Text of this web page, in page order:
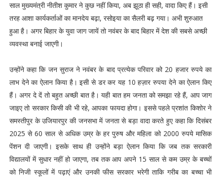
साल मुख्यमंत्री नीतीश कुमार ने कुछ नहीं किया, अब झूठा ही सही, वादा किए हैं। इसी
तरह आशा कार्यकर्ताओं का मानदेय बढ़ा, रसोइया का सैलरी बढ़ गया। अभी शुरुआत
हुआ है। अगर बिहार के युवा जाग जायें तो नवंबर के बाद बिहार में देश की सबसे अच्छी
व्यवस्था बनाई जाएगी।
उन्होंने कहा कि जन सुराज ने नवंबर के बाद प्रत्येक परिवार को 20 हजार रुपये का
लाभ देने का ऐलान किया है। इसी से डर कर यह 10 हज़ार रुपया देने का ऐलान किए
हैं। अगर दे दें तो बहुत अच्छी बात है। यही बात हम जनता को समझा रहे हैं, आप जाग
जाइए तो सरकार किसी की भी रहे, आपका फायदा होगा। इससे पहले प्रशांत किशोर ने
समस्तीपुर के उजियारपुर की जनसभा में जनता से बड़ा वादा करते हुए कहा कि दिसंबर
2025 से 60 साल से अधिक उम्र के हर पुरुष और महिला को 2000 रुपये मासिक
पेंशन दी जाएगी। इसके साथ ही उन्होंने बड़ा ऐलान किया कि जब तक सरकारी
विद्यालयों में सुधार नहीं हो जाएगा, तब तक आप अपने 15 साल से कम उम्र के बच्चों
को निजी स्कूलों में पढ़ाएं और उनकी फीस सरकार भरेगी ताकि गरीब का बच्चा भी